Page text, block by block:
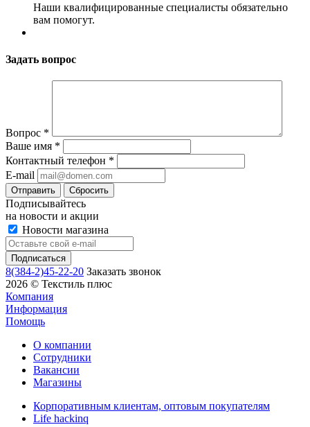
Наши квалифицированные специалисты обязательно
вам помогут.
Задать вопрос
Вопрос *
Ваше имя *
Контактный телефон *
E-mail
Сбросить
Подписывайтесь
на новости и акции
Новости магазина
8(384-2)45-22-20 Заказать звонок
2026 © Текстиль плюс
Компания
Информация
Помощь
О компании
Сотрудники
Вакансии
Магазины
Корпоративным клиентам, оптовым покупателям
Life hackinq